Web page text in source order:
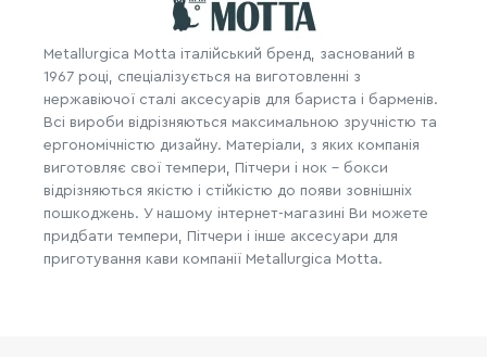
Metallurgica Motta італійський бренд, заснований в
1967 році, спеціалізується на виготовленні з
нержавіючої сталі аксесуарів для бариста і барменів.
Всі вироби відрізняються максимальною зручністю та
ергономічністю дизайну. Матеріали, з яких компанія
виготовляє свої темпери, Пітчери і нок - бокси
відрізняються якістю і стійкістю до появи зовнішніх
пошкоджень. У нашому інтернет-магазині Ви можете
придбати темпери, Пітчери і інше аксесуари для
приготування кави компанії Metallurgica Motta.